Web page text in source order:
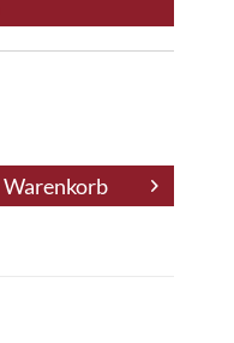
Warenkorb